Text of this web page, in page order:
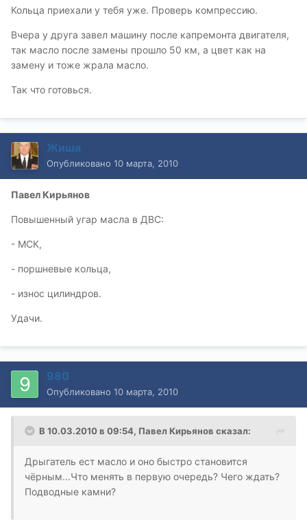
Кольца приехали у тебя уже. Проверь компрессию.
Вчера у друга завел машину после капремонта двигателя,
так масло после замены прошло 50 км, а цвет как на
замену и тоже жрала масло.
Так что готовься.
Жиша
Опубликовано 10 марта, 2010
Павел Кирьянов
Повышенный угар масла в ДВС:
- МСК,
- поршневые кольца,
- износ цилиндров.
Удачи.
980
Опубликовано 10 марта, 2010
В 10.03.2010 в 09:54, Павел Кирьянов сказал:
Дрыгатель ест масло и оно быстро становится
чёрным...Что менять в первую очередь? Чего ждать?
Подводные камни?